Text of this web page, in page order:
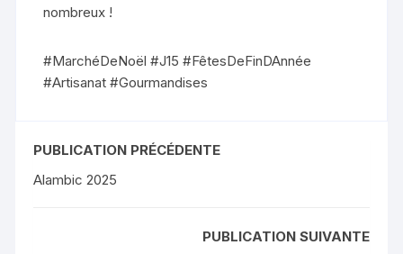
nombreux !
#MarchéDeNoël #J15 #FêtesDeFinDAnnée
#Artisanat #Gourmandises
PUBLICATION PRÉCÉDENTE
Alambic 2025
PUBLICATION SUIVANTE